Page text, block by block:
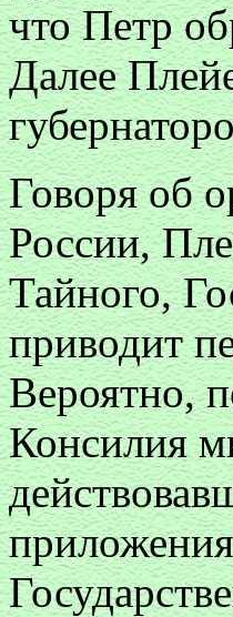
что Петр
Далее
Говоря об
России,
Тайного,
приводит
Вероятно,
Консилия